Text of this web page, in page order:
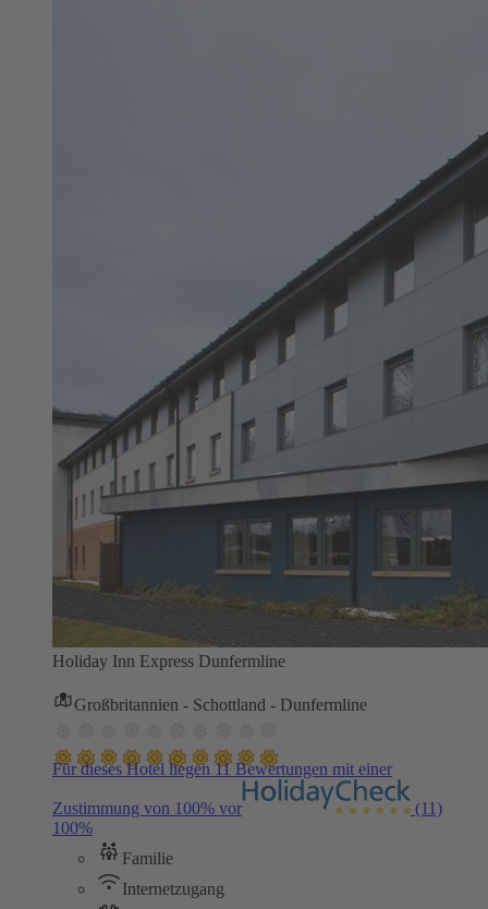
Holiday Inn Express Dunfermline
Großbritannien - Schottland - Dunfermline
Für dieses Hotel liegen 11 Bewertungen mit einer
Zustimmung von 100% vor
(11)
100%
Familie
Internetzugang